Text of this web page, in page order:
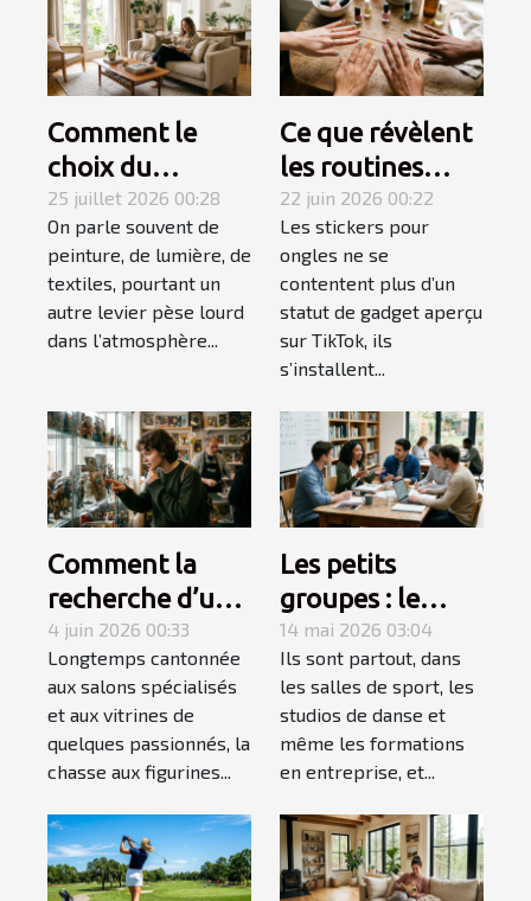
Comment le
choix du
mobilier
influence-t-il
l’ambiance
d’une pièce ?
25 juillet 2026 00:28
On parle souvent de
peinture, de lumière, de
textiles, pourtant un
autre levier pèse lourd
dans l’atmosphère...
Ce que révèlent
les routines
beauté sur
l'explosion des
stickers ongles
22 juin 2026 00:22
Les stickers pour
ongles ne se
contentent plus d’un
statut de gadget aperçu
sur TikTok, ils
s’installent...
Comment la
recherche d’une
figurine rare
devient une
quête
personnelle
4 juin 2026 00:33
Longtemps cantonnée
aux salons spécialisés
et aux vitrines de
quelques passionnés, la
chasse aux figurines...
Les petits
groupes : le
secret d’un
apprentissage
accéléré
14 mai 2026 03:04
Ils sont partout, dans
les salles de sport, les
studios de danse et
même les formations
en entreprise, et...